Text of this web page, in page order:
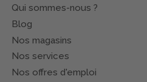
Qui sommes-nous ?
Blog
Nos magasins
Nos services
Nos offres d'emploi